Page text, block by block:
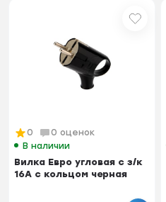
0
0 оценок
В наличии
Вилка Евро угловая с з/к
16А с кольцом черная